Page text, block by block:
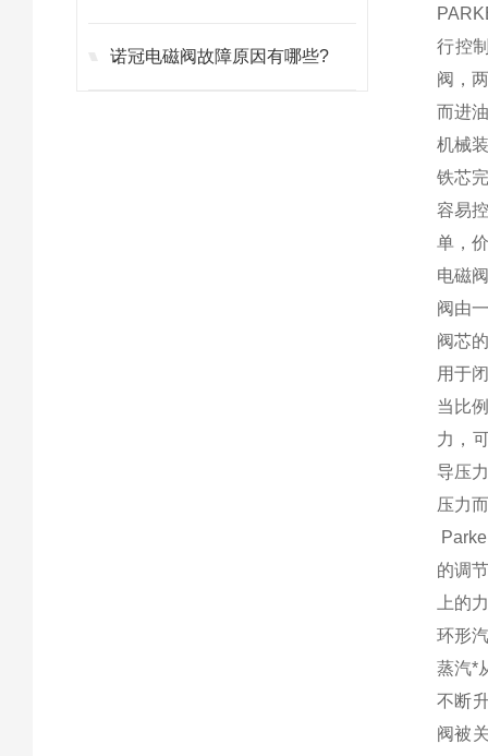
诺冠电磁阀故障原因有哪些?
行控
阀，
而进
机械
铁芯
容易
单，
电磁
阀由
阀芯
用于
当比
力，
导压
压力
的调
上的
环形
蒸汽*
不断
阀被